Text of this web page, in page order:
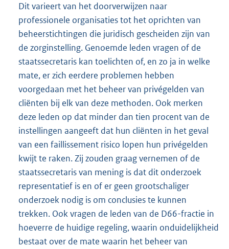
Dit varieert van het doorverwijzen naar
professionele organisaties tot het oprichten van
beheerstichtingen die juridisch gescheiden zijn van
de zorginstelling. Genoemde leden vragen of de
staatssecretaris kan toelichten of, en zo ja in welke
mate, er zich eerdere problemen hebben
voorgedaan met het beheer van privégelden van
cliënten bij elk van deze methoden. Ook merken
deze leden op dat minder dan tien procent van de
instellingen aangeeft dat hun cliënten in het geval
van een faillissement risico lopen hun privégelden
kwijt te raken. Zij zouden graag vernemen of de
staatssecretaris van mening is dat dit onderzoek
representatief is en of er geen grootschaliger
onderzoek nodig is om conclusies te kunnen
trekken. Ook vragen de leden van de D66-fractie in
hoeverre de huidige regeling, waarin onduidelijkheid
bestaat over de mate waarin het beheer van